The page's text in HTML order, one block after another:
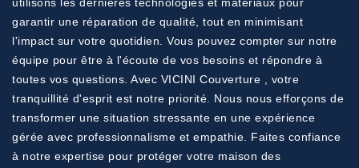
garantir une réparation de qualité, tout en minimisant
l'impact sur votre quotidien. Vous pouvez compter sur notre
équipe pour être à l'écoute de vos besoins et répondre à
toutes vos questions. Avec VICINI Couverture , votre
tranquillité d'esprit est notre priorité. Nous nous efforçons de
transformer une situation stressante en une expérience
gérée avec professionnalisme et empathie. Faites confiance
à notre expertise pour protéger votre maison des